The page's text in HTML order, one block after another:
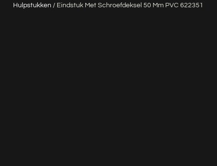
Hulpstukken / Eindstuk Met Schroefdeksel 50 Mm PVC 622351